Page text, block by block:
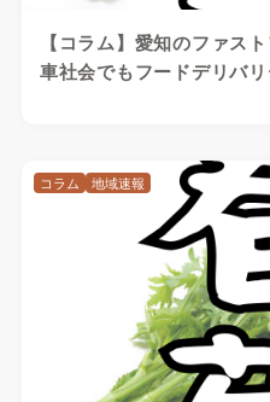
【コラム】愛知のファス
車社会でもフードデリバ
コラム 地域速報